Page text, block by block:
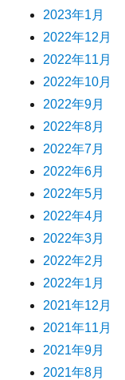
2023年1月
2022年12月
2022年11月
2022年10月
2022年9月
2022年8月
2022年7月
2022年6月
2022年5月
2022年4月
2022年3月
2022年2月
2022年1月
2021年12月
2021年11月
2021年9月
2021年8月